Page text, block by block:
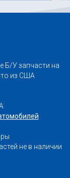
Б/У запчасти на
из США
не в наличии